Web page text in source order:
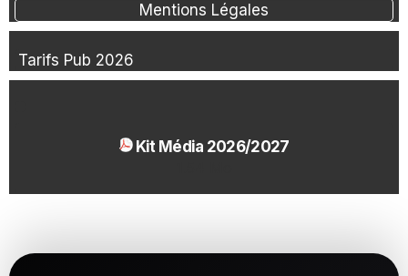
Mentions Légales
Tarifs Pub 2026
Kit Média 2026/2027